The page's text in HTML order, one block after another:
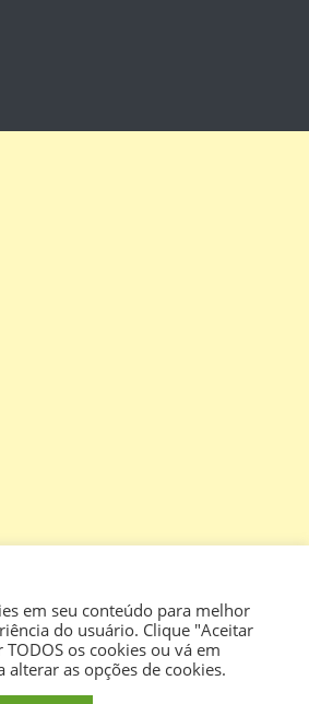
em seu conteúdo para melhor
do usuário. Clique "Aceitar
os cookies ou vá em
alterar as opções de cookies.